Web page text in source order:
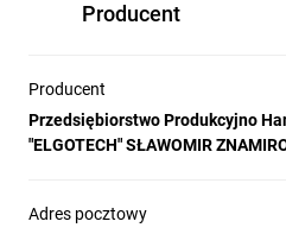
Producent
Producent
Przedsiębiorstwo Produkcyjno
"ELGOTECH" SŁAWOMIR
Adres pocztowy